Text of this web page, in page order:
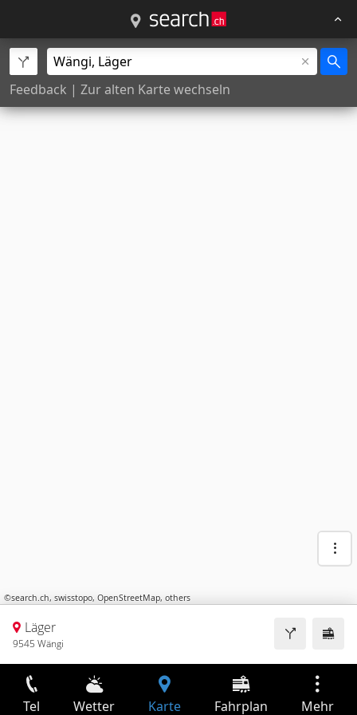
Feedback | Zur alten Karte wechseln
©search.ch, swisstopo, OpenStreetMap, others
Läger
9545 Wängi
Tel Wetter Karte Fahrplan Mehr